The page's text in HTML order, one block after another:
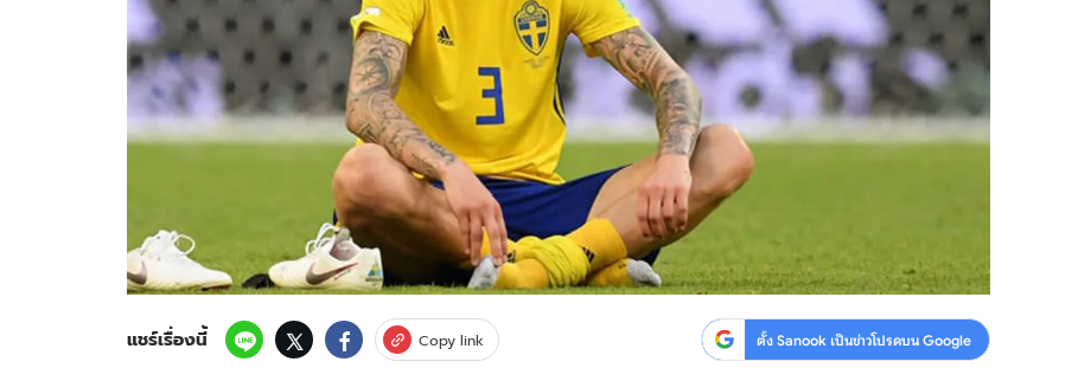
สงวนลิขสิทธิ์ © บริษัท อิมเมจ ฟิวเจอร์ (ประเทศไทย) จำกัด
แชร์เรื่องนี้ Copy link ตั้ง Sanook เป็นข่าวโปรดบน Google